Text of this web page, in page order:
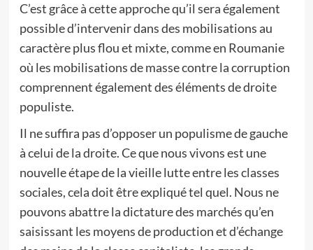
C’est grâce à cette approche qu’il sera également
possible d’intervenir dans des mobilisations au
caractère plus flou et mixte, comme en Roumanie
où les mobilisations de masse contre la corruption
comprennent également des éléments de droite
populiste.
Il ne suffira pas d’opposer un populisme de gauche
à celui de la droite. Ce que nous vivons est une
nouvelle étape de la vieille lutte entre les classes
sociales, cela doit être expliqué tel quel. Nous ne
pouvons abattre la dictature des marchés qu’en
saisissant les moyens de production et d’échange